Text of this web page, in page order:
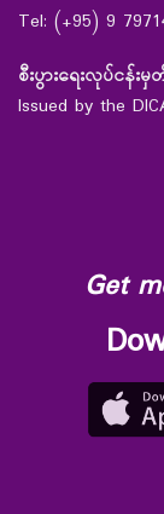
Tel: (+95) 9
စီးပွားရေးလုပ်င
Issued by the
Get